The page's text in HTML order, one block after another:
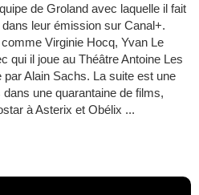
de Groland avec laquelle il fait
leur émission sur Canal+.
Virginie Hocq, Yvan Le
qui il joue au Théâtre Antoine Les
Alain Sachs. La suite est une
une quarantaine de films,
à Asterix et Obélix ...